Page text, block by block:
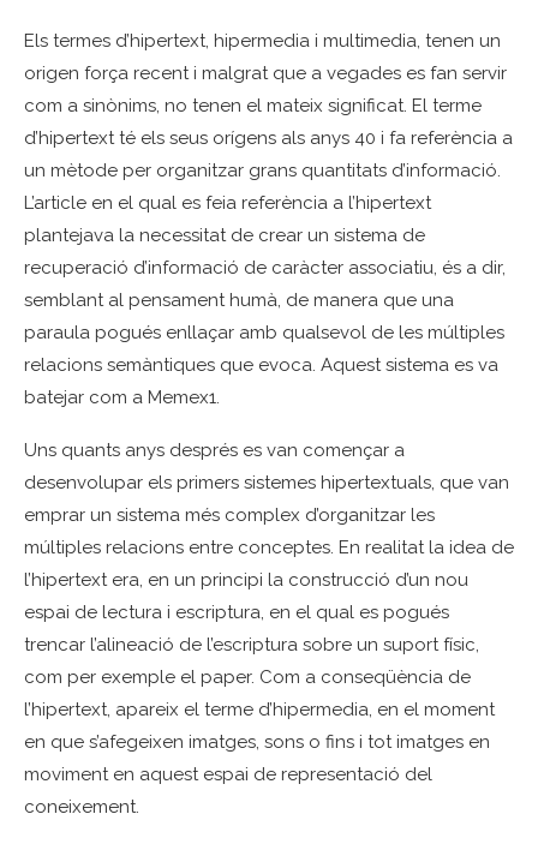
Els termes d’hipertext, hipermedia i multimedia, tenen un
origen força recent i malgrat que a vegades es fan servir
com a sinònims, no tenen el mateix significat. El terme
d’hipertext té els seus orígens als anys 40 i fa referència a
un mètode per organitzar grans quantitats d’informació.
L’article en el qual es feia referència a l’hipertext
plantejava la necessitat de crear un sistema de
recuperació d’informació de caràcter associatiu, és a dir,
semblant al pensament humà, de manera que una
paraula pogués enllaçar amb qualsevol de les múltiples
relacions semàntiques que evoca. Aquest sistema es va
batejar com a Memex1.
Uns quants anys després es van començar a
desenvolupar els primers sistemes hipertextuals, que van
emprar un sistema més complex d’organitzar les
múltiples relacions entre conceptes. En realitat la idea de
l’hipertext era, en un principi la construcció d’un nou
espai de lectura i escriptura, en el qual es pogués
trencar l’alineació de l’escriptura sobre un suport físic,
com per exemple el paper. Com a conseqüència de
l’hipertext, apareix el terme d’hipermedia, en el moment
en que s’afegeixen imatges, sons o fins i tot imatges en
moviment en aquest espai de representació del
coneixement.